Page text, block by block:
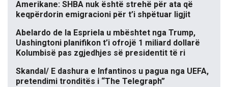
Amerikane: SHBA nuk është strehë për ata që
keqpërdorin emigracioni për t’i shpëtuar ligjit
Abelardo de la Espriela u mbështet nga Trump,
Uashingtoni planifikon t’i ofrojë 1 miliard dollarë
Kolumbisë pas zgjedhjes së presidentit të ri
Skandal/ E dashura e Infantinos u pagua nga UEFA,
pretendimi tronditës i “The Telegraph”